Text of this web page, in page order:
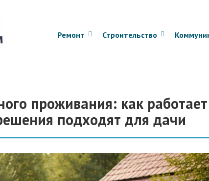
Ремонт Строительство
проживания: как работает
подходят для дачи